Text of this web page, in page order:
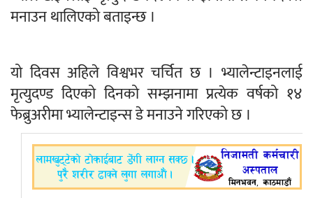
मनाउन थालिएको बताइन्छ ।
यो दिवस अहिले विश्वभर चर्चित छ । भ्यालेन्टाइनलाई
मृत्युदण्ड दिएको दिनको सम्झनामा प्रत्येक वर्षको १४
फेब्रुअरीमा भ्यालेन्टाइन्स डे मनाउने गरिएको छ ।